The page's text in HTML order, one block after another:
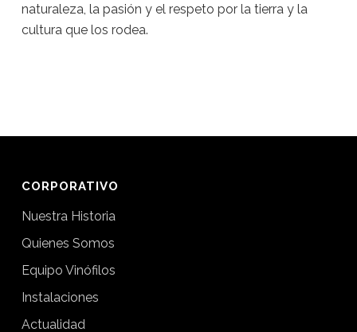
naturaleza, la pasión y el respeto por la tierra y la
cultura que los rodea.
CORPORATIVO
Nuestra Historia
Quienes Somos
Equipo Vinófilos
Instalaciones
Actualidad